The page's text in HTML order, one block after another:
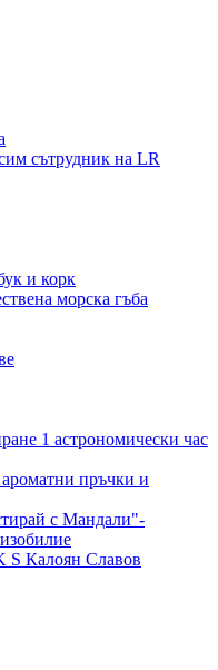
сътрудник на LR
и корк
морска гъба
1 астрономически час
пръчки и
с Мандали"-
S Калоян Славов